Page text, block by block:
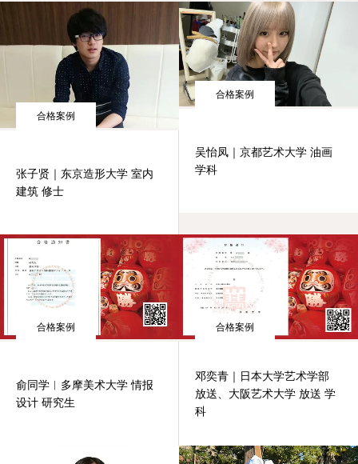
合格案例
张子贤｜东京造形大学 室内
建筑 修士
合格案例
吴怡凤｜京都艺术大学 油画
学科
合格案例
俞同学︱多摩美术大学 情报
设计 研究生
合格案例
邓奕青｜日本大学艺术学部
放送、大阪艺术大学 放送 学
科